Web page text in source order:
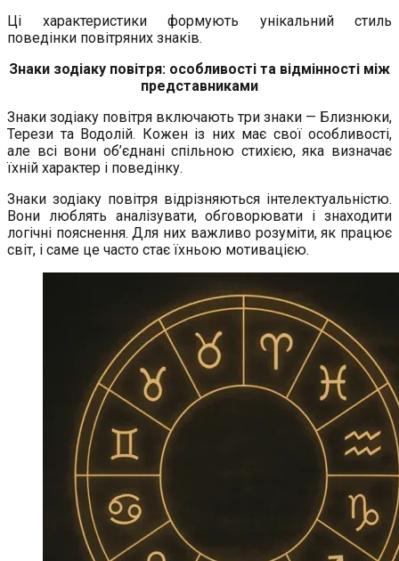
Ці характеристики формують унікальний стиль
поведінки повітряних знаків.
Знаки зодіаку повітря: особливості та відмінності між
представниками
Знаки зодіаку повітря включають три знаки — Близнюки,
Терези та Водолій. Кожен із них має свої особливості,
але всі вони об’єднані спільною стихією, яка визначає
їхній характер і поведінку.
Знаки зодіаку повітря відрізняються інтелектуальністю.
Вони люблять аналізувати, обговорювати і знаходити
логічні пояснення. Для них важливо розуміти, як працює
світ, і саме це часто стає їхньою мотивацією.